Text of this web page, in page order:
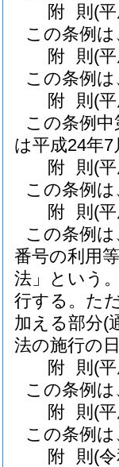
附 則 (
この条例
附 則 (
この条例
附 則 (
この条例
は平成24年
附 則 (
この条例
附 則 (
この条例
番号の利用
法」という
行する。 た
加える部分(
法の施行の
附 則 (
この条例
附 則 (
この条例
附 則 (